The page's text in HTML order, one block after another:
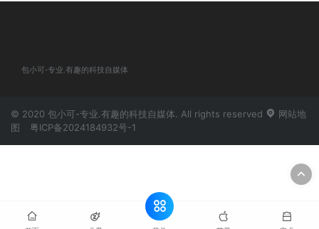
包小可-专业.有趣的科技自媒体
© 2020 包小可-专业.有趣的科技自媒体. All rights reserved
网站地
图
粤ICP备2024184932号-1